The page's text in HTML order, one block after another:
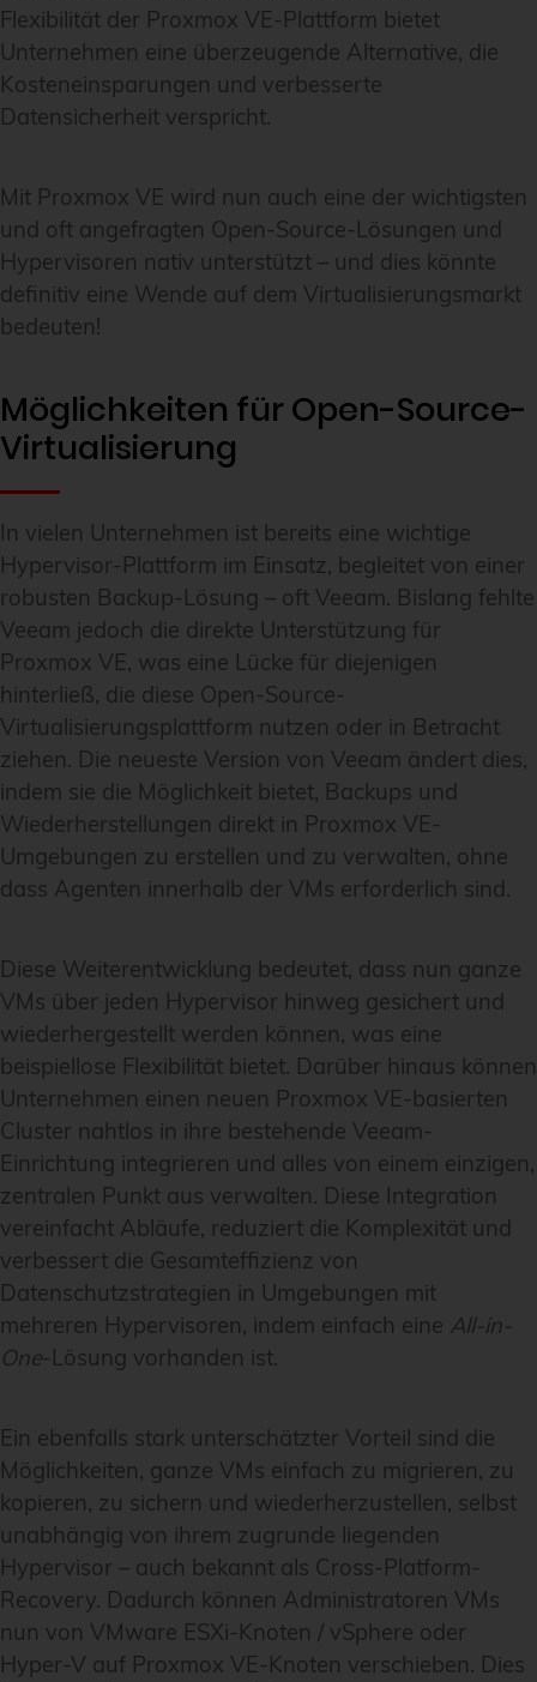
Flexibilität der Proxmox VE-Plattform bietet
Unternehmen eine überzeugende Alternative, die
Kosteneinsparungen und verbesserte
Datensicherheit verspricht.
Mit Proxmox VE wird nun auch eine der wichtigsten
und oft angefragten Open-Source-Lösungen und
Hypervisoren nativ unterstützt – und dies könnte
definitiv eine Wende auf dem Virtualisierungsmarkt
bedeuten!
Möglichkeiten für Open-Source-
Virtualisierung
In vielen Unternehmen ist bereits eine wichtige
Hypervisor-Plattform im Einsatz, begleitet von einer
robusten Backup-Lösung – oft Veeam. Bislang fehlte
Veeam jedoch die direkte Unterstützung für
Proxmox VE, was eine Lücke für diejenigen
hinterließ, die diese Open-Source-
Virtualisierungsplattform nutzen oder in Betracht
ziehen. Die neueste Version von Veeam ändert dies,
indem sie die Möglichkeit bietet, Backups und
Wiederherstellungen direkt in Proxmox VE-
Umgebungen zu erstellen und zu verwalten, ohne
dass Agenten innerhalb der VMs erforderlich sind.
Diese Weiterentwicklung bedeutet, dass nun ganze
VMs über jeden Hypervisor hinweg gesichert und
wiederhergestellt werden können, was eine
beispiellose Flexibilität bietet. Darüber hinaus können
Unternehmen einen neuen Proxmox VE-basierten
Cluster nahtlos in ihre bestehende Veeam-
Einrichtung integrieren und alles von einem einzigen,
zentralen Punkt aus verwalten. Diese Integration
vereinfacht Abläufe, reduziert die Komplexität und
verbessert die Gesamteffizienz von
Datenschutzstrategien in Umgebungen mit
mehreren Hypervisoren, indem einfach eine All-in-
One-Lösung vorhanden ist.
Ein ebenfalls stark unterschätzter Vorteil sind die
Möglichkeiten, ganze VMs einfach zu migrieren, zu
kopieren, zu sichern und wiederherzustellen, selbst
unabhängig von ihrem zugrunde liegenden
Hypervisor – auch bekannt als Cross-Platform-
Recovery. Dadurch können Administratoren VMs
nun von VMware ESXi-Knoten / vSphere oder
Hyper-V auf Proxmox VE-Knoten verschieben. Dies